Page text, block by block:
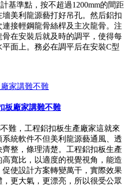
基準點，按不超過1200mm的間距
美利龍源藝打好吊孔。然后鋁扣
接輕鋼龍骨絲桿及主次龍骨。注
在安裝后就及時的調平，使得每
面上。務必在調平后在安裝C型
板廠家講難不難
難，工程鋁扣板生產廠家這就來
統軟件不但美利龍源藝通風、透
整，條理清楚。工程鋁扣板生產
寬比，以適度的視覺視角，能造
促使設計方案轉變萬干，實際效果
更大氣，更漂亮，所以很受公眾